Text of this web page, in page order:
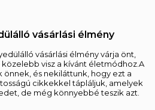
vásárlási élmény
vásárlási élmény várja önt,
visz a kívánt életmódhoz.A
önnek, és nekiláttunk, hogy ezt a
cikkekkel tápláljuk, amelyek
de még könnyebbé teszik azt.